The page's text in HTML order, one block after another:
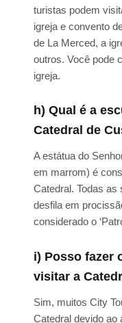
turistas podem
igreja e convento
de La Merced, a
outros. Você pode
igreja.
h) Qual é a
Catedral de
A estátua do
em marrom) é
Catedral. Todas as
desfila em
considerado o
i) Posso fazer
visitar a
Sim, muitos City
Catedral devido ao